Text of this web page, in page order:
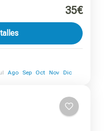
por el interior del
destacado de toda
Unesco patrimonio de
35€
Ago Sep Oct Nov Dic